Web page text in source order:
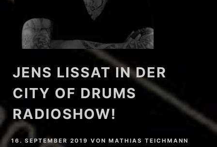
JENS LISSAT IN DER
CITY OF DRUMS
RADIOSHOW!
16. SEPTEMBER 2019 VONMATHIAS TEICHMANN